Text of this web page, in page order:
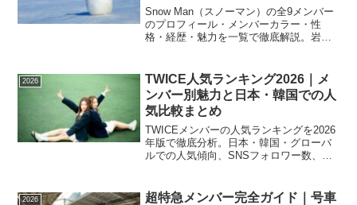
Snow Man（スノーマン）の全9メンバー
のプロフィール・メンバーカラー・性
格・経歴・魅力を一覧で徹底解説。岩本
最新情報。
2026
TWICE人気ランキング2026｜メ
ンバー別魅力と日本・韓国での人
気比較まとめ
TWICEメンバーの人気ランキングを2026
年版で徹底分析。日本・韓国・グローバ
ルでの人気傾向、SNSフォロワー数、各
2026
超特急メンバー完全ガイド｜号車